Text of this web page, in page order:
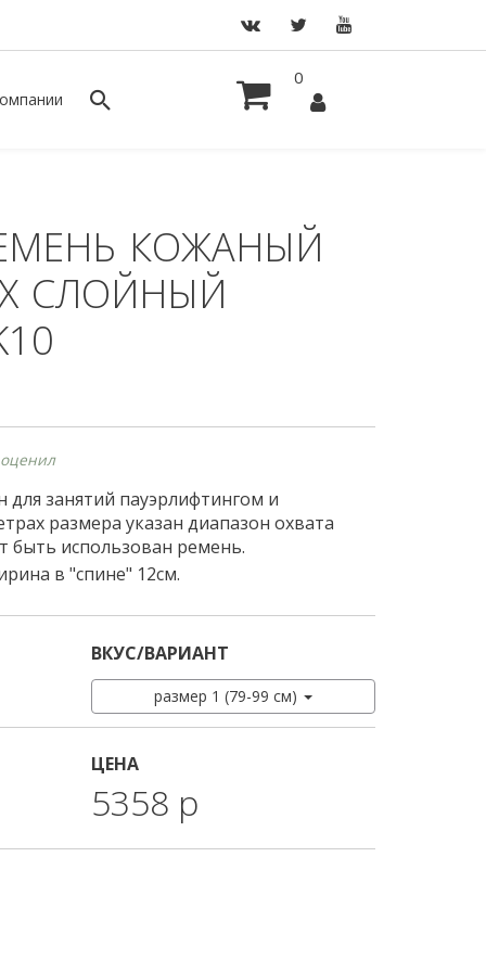
0
КОЖАНЫЙ
Х СЛОЙНЫЙ
для занятий пауэрлифтингом и
размера указан диапазон охвата
быть использован ремень.
в "спине" 12см.
ВКУС/ВАРИАНТ
размер 1 (79-99 см)
ЦЕНА
5358 р